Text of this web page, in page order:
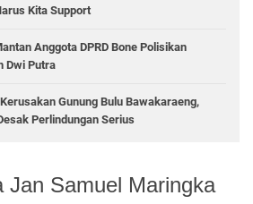
Kita Support
Anggota DPRD Bone Polisikan
Dwi Putra
Gunung Bulu Bawakaraeng,
Perlindungan Serius
Jan Samuel Maringka